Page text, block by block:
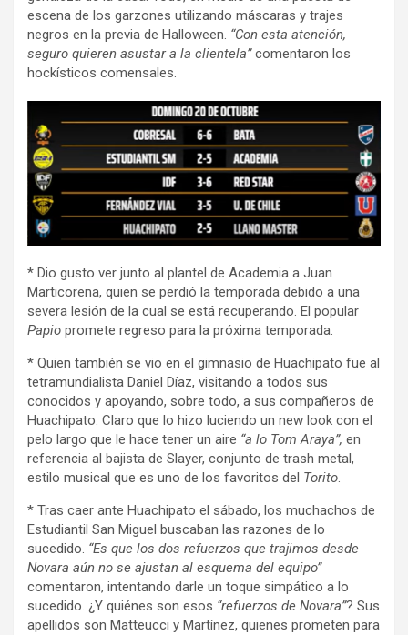
escena de los garzones utilizando máscaras y trajes
negros en la previa de Halloween. “Con esta atención,
seguro quieren asustar a la clientela”comentaron los
hockísticos comensales.
* Dio gusto ver junto al plantel de Academia a Juan
Marticorena, quien se perdió la temporada debido a una
severa lesión de la cual se está recuperando. El popular
Papio promete regreso para la próxima temporada.
* Quien también se vio en el gimnasio de Huachipato fue al
tetramundialista Daniel Díaz, visitando a todos sus
conocidos y apoyando, sobre todo, a sus compañeros de
Huachipato. Claro que lo hizo luciendo un new look con el
pelo largo que le hace tener un aire “a lo Tom Araya”, en
referencia al bajista de Slayer, conjunto de trash metal,
estilo musical que es uno de los favoritos del Torito.
* Tras caer ante Huachipato el sábado, los muchachos de
Estudiantil San Miguel buscaban las razones de lo
sucedido. “Es que los dos refuerzos que trajimos desde
Novara aún no se ajustan al esquema del equipo”
comentaron, intentando darle un toque simpático a lo
sucedido. ¿Y quiénes son esos “refuerzos de Novara”? Sus
apellidos son Matteucci y Martínez, quienes prometen para